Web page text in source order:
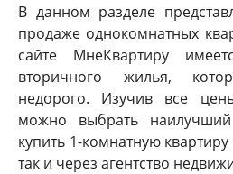
В данном разделе
продаже однокомнатных
сайте МнеКвартиру
вторичного жилья,
недорого. Изучив все
можно выбрать
купить 1-комнатную
так и через агентство